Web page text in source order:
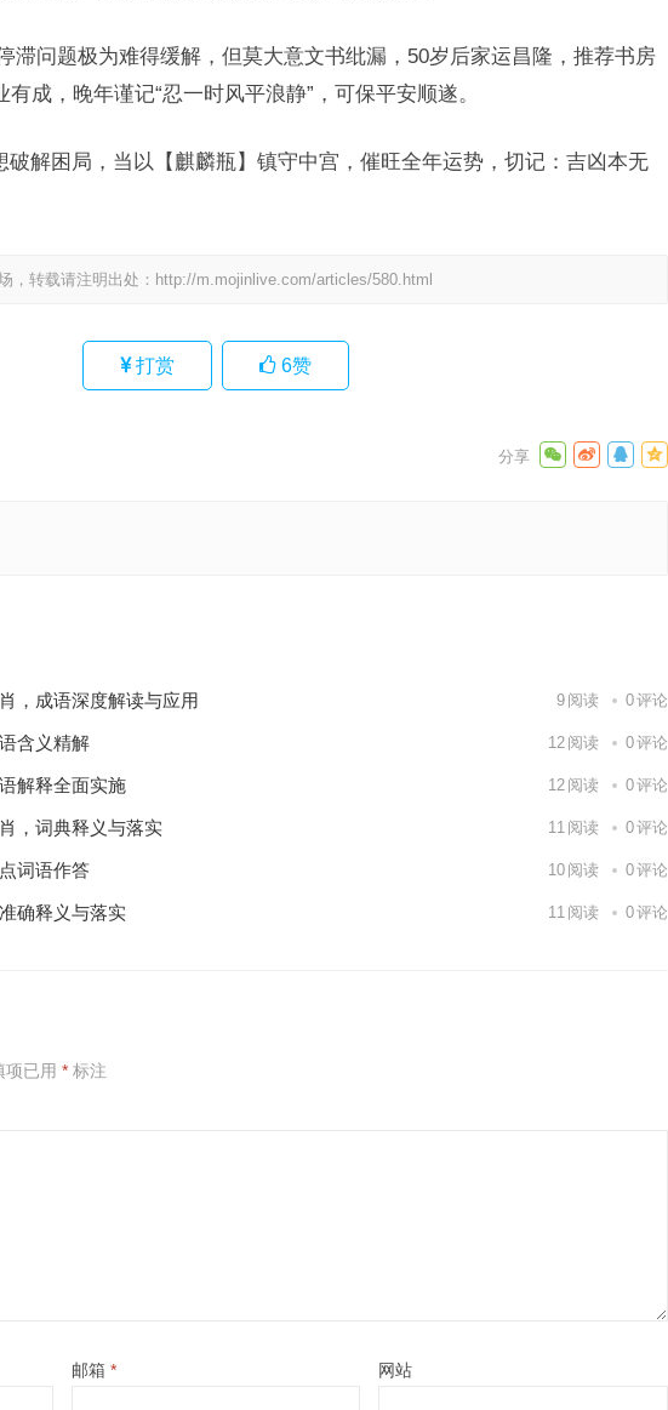
滞问题极为难得缓解，但莫大意文书纰漏，50岁后家运昌隆，推荐书房
成，晚年谨记“忍一时风平浪静”，可保平安顺遂。
破解困局，当以【麒麟瓶】镇守中宫，催旺全年运势，切记：吉凶本无
，转载请注明出处： http://m.mojinlive.com/articles/580.html
打赏 6赞
，成语深度解读与应用 9 阅读 0评论
含义精解 12 阅读 0评论
解释全面实施 12 阅读 0评论
，词典释义与落实 11 阅读 0评论
词语作答 10 阅读 0评论
确释义与落实 11 阅读 0评论
项已用 * 标注
邮箱 * 网站